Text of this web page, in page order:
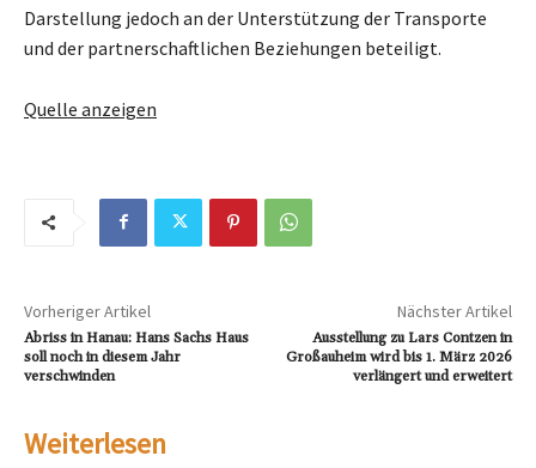
Darstellung jedoch an der Unterstützung der Transporte
und der partnerschaftlichen Beziehungen beteiligt.
Quelle anzeigen
Vorheriger Artikel
Abriss in Hanau: Hans Sachs Haus
soll noch in diesem Jahr
verschwinden
Nächster Artikel
Ausstellung zu Lars Contzen in
Großauheim wird bis 1. März 2026
verlängert und erweitert
Weiterlesen